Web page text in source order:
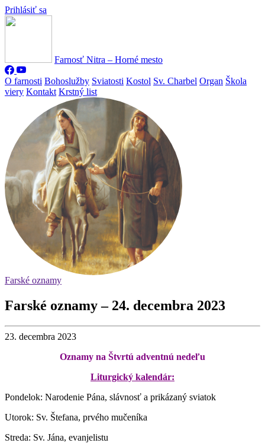
Prihlásiť sa
Farnosť Nitra – Horné mesto
O farnosti Bohoslužby Sviatosti Kostol Sv. Charbel Organ Škola
viery Kontakt Krstný list
Farské oznamy
Farské oznamy – 24. decembra 2023
23. decembra 2023
Oznamy na Štvrtú adventnú nedeľu
Liturgický kalendár:
Pondelok: Narodenie Pána, slávnosť a prikázaný sviatok
Utorok: Sv. Štefana, prvého mučeníka
Streda: Sv. Jána, evanjelistu